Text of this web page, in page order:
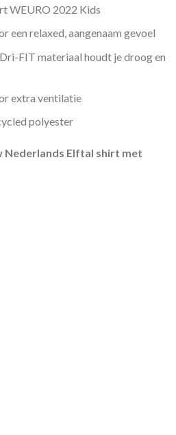
WEURO 2022 Kids
een relaxed, aangenaam gevoel
FIT materiaal houdt je droog en
extra ventilatie
polyester
Nederlands Elftal shirt met